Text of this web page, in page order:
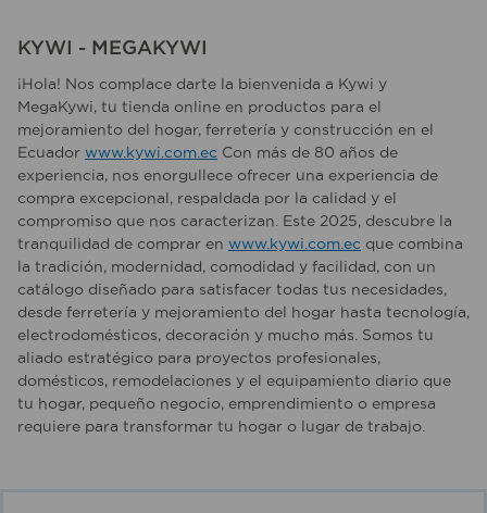
KYWI - MEGAKYWI
¡Hola! Nos complace darte la bienvenida a Kywi y
MegaKywi, tu tienda online en productos para el
mejoramiento del hogar, ferretería y construcción en el
Ecuador www.kywi.com.ec Con más de 80 años de
experiencia, nos enorgullece ofrecer una experiencia de
compra excepcional, respaldada por la calidad y el
compromiso que nos caracterizan. Este 2025, descubre la
tranquilidad de comprar en www.kywi.com.ec que combina
la tradición, modernidad, comodidad y facilidad, con un
catálogo diseñado para satisfacer todas tus necesidades,
desde ferretería y mejoramiento del hogar hasta tecnología,
electrodomésticos, decoración y mucho más. Somos tu
aliado estratégico para proyectos profesionales,
domésticos, remodelaciones y el equipamiento diario que
tu hogar, pequeño negocio, emprendimiento o empresa
requiere para transformar tu hogar o lugar de trabajo.